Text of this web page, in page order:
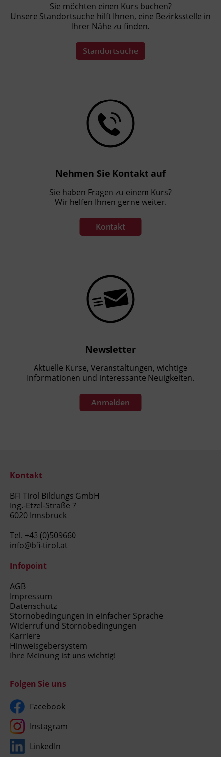
Sie möchten einen Kurs buchen?
Unsere Standortsuche hilft Ihnen, eine Bezirksstelle in
Ihrer Nähe zu finden.
Standortsuche
Nehmen Sie Kontakt auf
Sie haben Fragen zu einem Kurs?
Wir helfen Ihnen gerne weiter.
Kontakt
Newsletter
Aktuelle Kurse, Veranstaltungen, wichtige
Informationen und interessante Neuigkeiten.
Anmelden
Kontakt
BFI Tirol Bildungs GmbH
Ing.-Etzel-Straße 7
6020 Innsbruck
Tel. +43 (0)509660
info@bfi-tirol.at
Infopoint
AGB
Impressum
Datenschutz
Stornobedingungen in einfacher Sprache
Widerruf und Stornobedingungen
Karriere
Hinweisgebersystem
Ihre Meinung ist uns wichtig!
Folgen Sie uns
Facebook
Instagram
LinkedIn